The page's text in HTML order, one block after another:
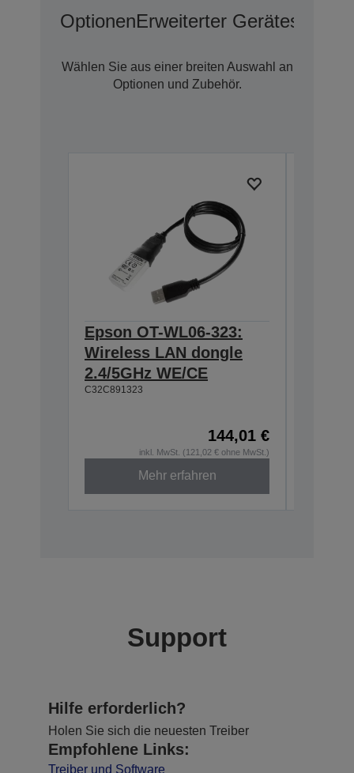
OptionenErweiterter Geräteschutz
Wählen Sie aus einer breiten Auswahl an
Optionen und Zubehör.
Epson OT-WL06-323:
Wireless LAN dongle
2.4/5GHz WE/CE
C32C891323
144,01 €
inkl. MwSt. (121,02 € ohne MwSt.)
Mehr erfahren
Support
Hilfe erforderlich?
Holen Sie sich die neuesten Treiber
Empfohlene Links:
Treiber und Software